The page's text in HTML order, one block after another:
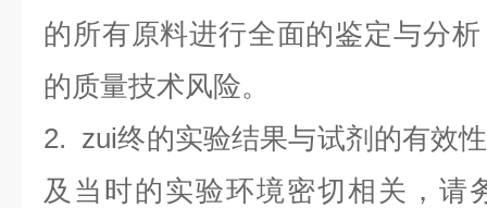
的所有原料进行全面的鉴定与分
的质量技术风险。
2. zui终的实验结果与试剂的有效
及当时的实验环境密切相关，请